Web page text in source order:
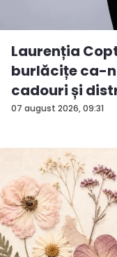
07 august 2026, 09:31
Laurenția
burlăcițe ca-n
cadouri și
surp...